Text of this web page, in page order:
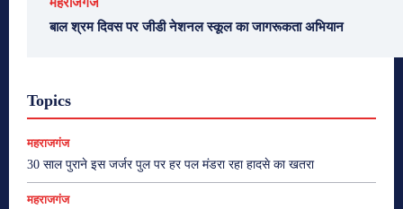
महराजगंज
बाल श्रम दिवस पर जीडी नेशनल स्कूल का जागरूकता अभियान
Topics
महराजगंज
30 साल पुराने इस जर्जर पुल पर हर पल मंडरा रहा हादसे का खतरा
महराजगंज